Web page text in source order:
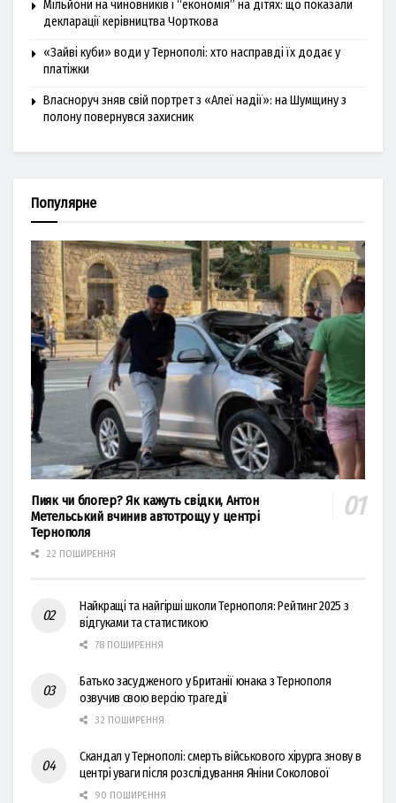
Мільйони на чиновників і “економія” на дітях: що показали
декларації керівництва Чорткова
«Зайві куби» води у Тернополі: хто насправді їх додає у
платіжки
Власноруч зняв свій портрет з «Алеї надії»: на Шумщину з
полону повернувся захисник
Популярне
Пияк чи блогер? Як кажуть свідки, Антон
Метельський вчинив автотрощу у центрі
Тернополя
22 ПОШИРЕННЯ
Найкращі та найгірші школи Тернополя: Рейтинг 2025 з
відгуками та статистикою
78 ПОШИРЕННЯ
Батько засудженого у Британії юнака з Тернополя
озвучив свою версію трагедії
32 ПОШИРЕННЯ
Скандал у Тернополі: смерть військового хірурга знову в
центрі уваги після розслідування Яніни Соколової
90 ПОШИРЕННЯ